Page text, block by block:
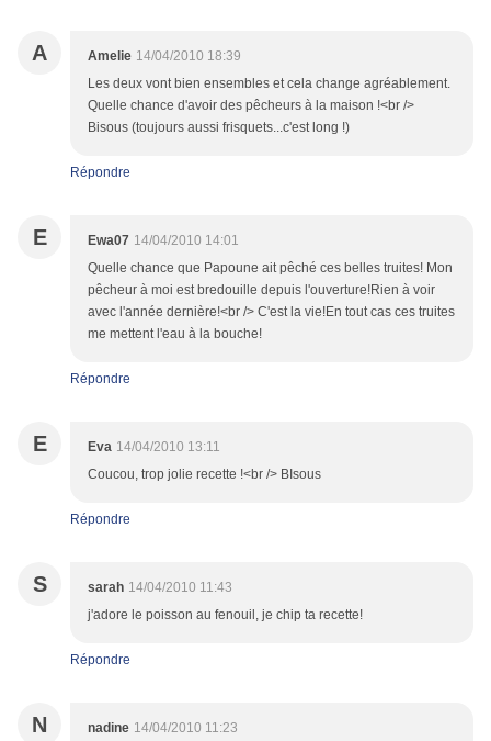
A Amelie 14/04/2010 18:39
Les deux vont bien ensembles et cela change agréablement.
Quelle chance d'avoir des pêcheurs à la maison !<br />
Bisous (toujours aussi frisquets...c'est long !)
Répondre
E Ewa07 14/04/2010 14:01
Quelle chance que Papoune ait pêché ces belles truites! Mon
pêcheur à moi est bredouille depuis l'ouverture!Rien à voir
avec l'année dernière!<br /> C'est la vie!En tout cas ces truites
me mettent l'eau à la bouche!
Répondre
E Eva 14/04/2010 13:11
Coucou, trop jolie recette !<br /> BIsous
Répondre
S sarah 14/04/2010 11:43
j'adore le poisson au fenouil, je chip ta recette!
Répondre
N nadine 14/04/2010 11:23